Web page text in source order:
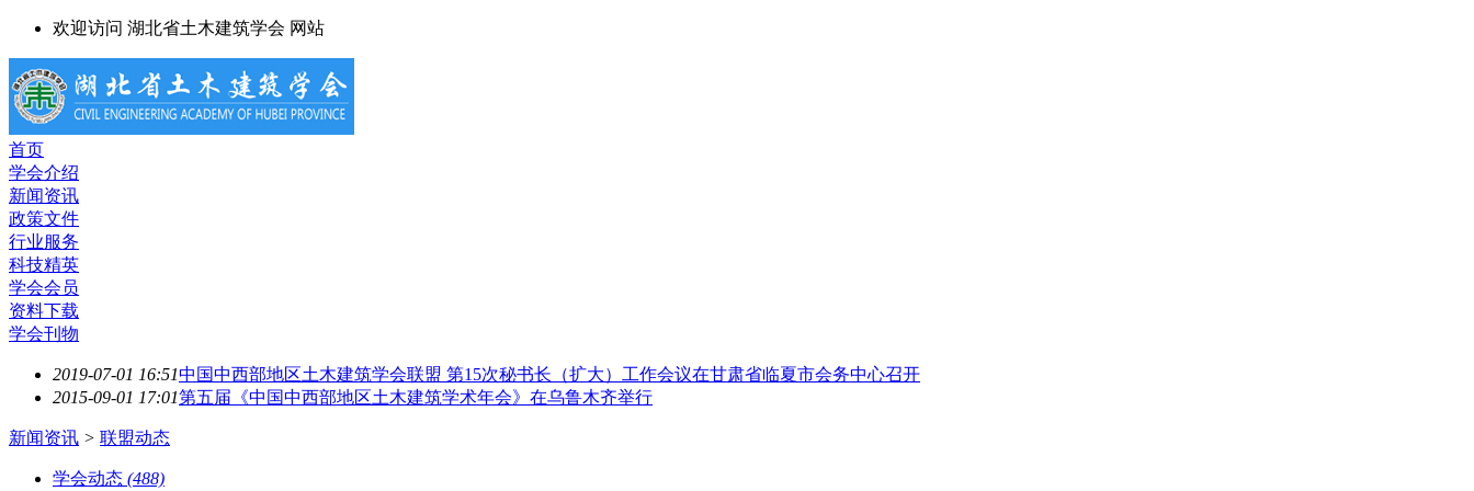
欢迎访问 湖北省土木建筑学会 网站
首页
学会介绍
新闻资讯
政策文件
行业服务
科技精英
学会会员
资料下载
学会刊物
2019-07-01 16:51中国中西部地区土木建筑学会联盟 第15次秘书长（扩大）工作会议在甘肃省临夏市会务中心召开
2015-09-01 17:01第五届《中国中西部地区土木建筑学术年会》在乌鲁木齐举行
新闻资讯 > 联盟动态
学会动态 (488)